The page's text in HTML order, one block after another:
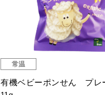
常温
有機ベビーポンせん プレ